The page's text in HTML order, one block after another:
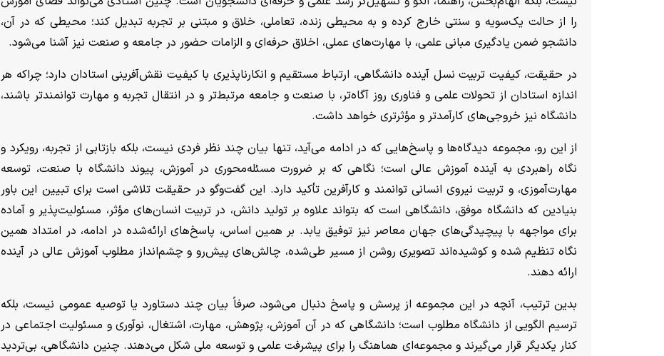
را از حالت یک‌سویه و سنتی خارج کرده و به محیطی زنده، تعاملی، خلاق و مبتنی بر تجربه تبدیل کند؛ محیطی که در آن،
دانشجو ضمن یادگیری مبانی علمی، با مهارت‌های عملی، اخلاق حرفه‌ای و الزامات حضور در جامعه و صنعت نیز آشنا می‌شود.
در حقیقت، کیفیت تربیت نسل آینده دانشگاهی، ارتباط مستقیم و انکارناپذیری با کیفیت نقش‌آفرینی استادان دارد؛ چراکه هر
اندازه استادان از تحولات علمی و فناوری روز آگاه‌تر، با صنعت و جامعه مرتبط‌‌تر و در انتقال تجربه و مهارت توانمندتر باشند،
دانشگاه نیز خروجی‌های کارآمدتر و مؤثرتری خواهد داشت.
از این رو، مجموعه دیدگاه‌ها و پاسخ‌هایی که در ادامه می‌آید، تنها بیان چند نظر فردی نیست، بلکه بازتابی از تجربه، رویکرد و
نگاه راهبردی به آینده آموزش عالی است؛ نگاهی که بر ضرورت مسئله‌محوری در آموزش، پیوند دانشگاه با صنعت، توسعه
مهارت‌آموزی، و تربیت نیروی انسانی توانمند و کارآفرین تأکید دارد. این گفت‌وگو در حقیقت تلاشی است برای تبیین این باور
بنیادین که دانشگاه موفق، دانشگاهی است که بتواند علاوه بر تولید دانش، در تربیت انسان‌های مؤثر، مسئولیت‌پذیر و آماده
برای مواجهه با پیچیدگی‌های جهان معاصر نیز توفیق یابد. بر همین اساس، پاسخ‌های ارائه‌شده در ادامه، در امتداد همین
نگاه تنظیم شده و کوشیده‌اند تصویری روشن از مسیر طی‌شده، چالش‌های پیش‌رو و چشم‌انداز مطلوب آموزش عالی در آینده
ارائه دهند.
بدین ترتیب، آنچه در این مجموعه از پرسش و پاسخ دنبال می‌شود، صرفاً بیان چند دستاورد یا توصیه عمومی نیست، بلکه
ترسیم الگویی از دانشگاه مطلوب است؛ دانشگاهی که در آن آموزش، پژوهش، مهارت، اشتغال، نوآوری و مسئولیت اجتماعی در
کنار یکدیگر قرار می‌گیرند و مجموعه‌ای هماهنگ را برای پیشرفت علمی و توسعه ملی شکل می‌دهند. چنین دانشگاهی، بی‌تردید